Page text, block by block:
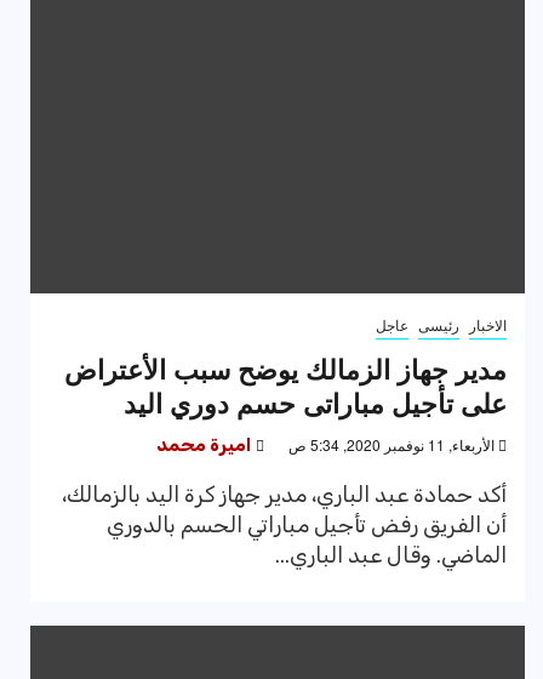
الاخبار رئيسى عاجل
مدير جهاز الزمالك يوضح سبب الأعتراض
على تأجيل مباراتى حسم دوري اليد
الأربعاء, 11 نوفمبر 2020, 5:34 ص اميرة محمد
أكد حمادة عبد الباري، مدير جهاز كرة اليد بالزمالك،
أن الفريق رفض تأجيل مباراتي الحسم بالدوري
الماضي. وقال عبد الباري...